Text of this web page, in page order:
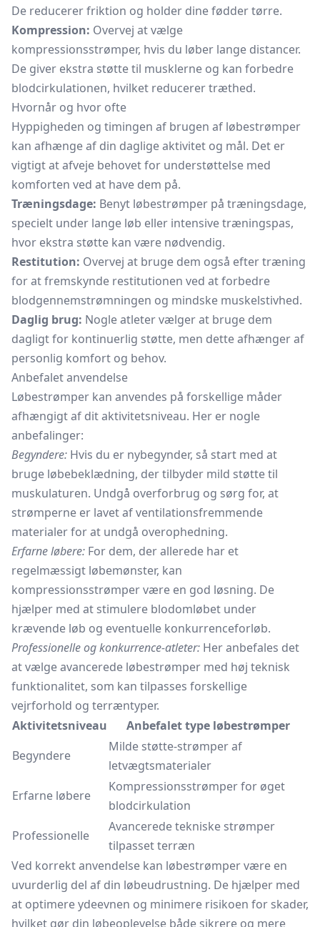
De reducerer friktion og holder dine fødder tørre.
Kompression: Overvej at vælge
kompressionsstrømper, hvis du løber lange distancer.
De giver ekstra støtte til musklerne og kan forbedre
blodcirkulationen, hvilket reducerer træthed.
Hvornår og hvor ofte
Hyppigheden og timingen af brugen af ​​løbestrømper
kan afhænge af din daglige aktivitet og mål. Det er
vigtigt at afveje behovet for understøttelse med
komforten ved at have dem på.
Træningsdage: Benyt løbestrømper på træningsdage,
specielt under lange løb eller intensive træningspas,
hvor ekstra støtte kan være nødvendig.
Restitution: Overvej at bruge dem også efter træning
for at fremskynde restitutionen ved at forbedre
blodgennemstrømningen og mindske muskelstivhed.
Daglig brug: Nogle atleter vælger at bruge dem
dagligt for kontinuerlig støtte, men dette afhænger af
personlig komfort og behov.
Anbefalet anvendelse
Løbestrømper kan anvendes på forskellige måder
afhængigt af dit aktivitetsniveau. Her er nogle
anbefalinger:
Begyndere: Hvis du er nybegynder, så start med at
bruge løbebeklædning, der tilbyder mild støtte til
muskulaturen. Undgå overforbrug og sørg for, at
strømperne er lavet af ventilationsfremmende
materialer for at undgå overophedning.
Erfarne løbere: For dem, der allerede har et
regelmæssigt løbemønster, kan
kompressionsstrømper være en god løsning. De
hjælper med at stimulere blodomløbet under
krævende løb og eventuelle konkurrenceforløb.
Professionelle og konkurrence-atleter: Her anbefales det
at vælge avancerede løbestrømper med høj teknisk
funktionalitet, som kan tilpasses forskellige
vejrforhold og terræntyper.
Aktivitetsniveau
Anbefalet type løbestrømper
Begyndere
Milde støtte-strømper af
letvægtsmaterialer
Erfarne løbere
Kompressionsstrømper for øget
blodcirkulation
Professionelle
Avancerede tekniske strømper
tilpasset terræn
Ved korrekt anvendelse kan løbestrømper være en
uvurderlig del af din løbeudrustning. De hjælper med
at optimere ydeevnen og minimere risikoen for skader,
hvilket gør din løbeoplevelse både sikrere og mere